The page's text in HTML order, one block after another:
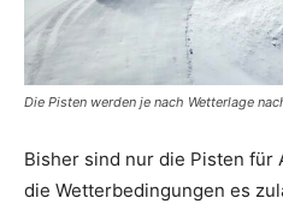
Die Pisten werden je nach Wetterlage
Bisher sind nur die Pisten für
die Wetterbedingungen es